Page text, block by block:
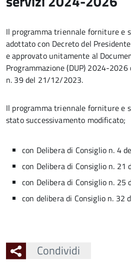
Il programma triennale forniture e
adottato con Decreto del
e approvato unitamente al
Programmazione (DUP) 2024-
n. 39 del 21/12/2023.
Il programma triennale forniture e
stato successivamento modificato;
con Delibera di Consiglio n. 4
con Delibera di Consiglio n.
con Delibera di Consiglio n.
con delibera di Consiglio n.
Condividi